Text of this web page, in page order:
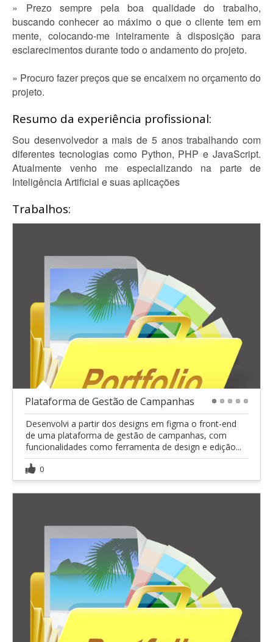
» Prezo sempre pela boa qualidade do trabalho,
buscando conhecer ao máximo o que o cliente tem em
mente, colocando-me inteiramente à disposição para
esclarecimentos durante todo o andamento do projeto.
» Procuro fazer preços que se encaixem no orçamento do
projeto.
Resumo da experiência profissional:
Sou desenvolvedor a mais de 5 anos trabalhando com
diferentes tecnologias como Python, PHP e JavaScript.
Atualmente venho me especializando na parte de
Inteligência Artificial e suas aplicações
Trabalhos:
Plataforma de Gestão de Campanhas
Desenvolvi a partir dos designs em figma o front-end
de uma plataforma de gestão de campanhas, com
funcionalidades como ferramenta de design e edição...
0